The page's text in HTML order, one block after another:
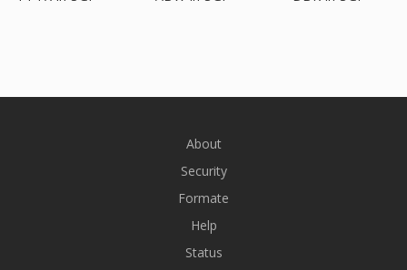
About
Security
Formate
Help
Status